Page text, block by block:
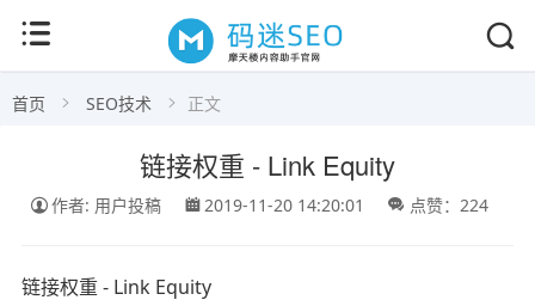
首页 SEO技术 正文
链接权重 - Link Equity
作者: 用户投稿 2019-11-20 14:20:01 点赞：224
链接权重 - Link Equity